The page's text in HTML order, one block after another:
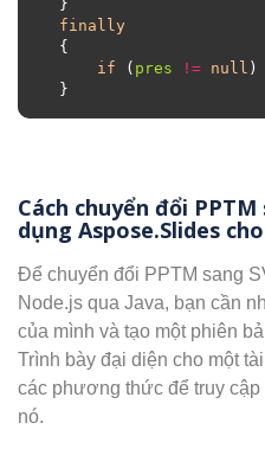
finally
if ( pres != null )
Cách chuyển đổi
dụng Aspose.Slides
Để chuyển đổi PPTM sang
Node.js qua Java, bạn cần
của mình và tạo một phiên
Trình bày đại diện cho một
các phương thức để truy
nó.